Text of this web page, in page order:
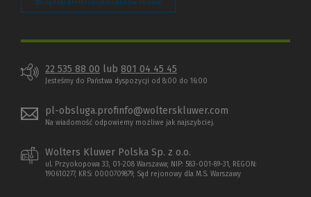
Zarządzaj preferencjami plików cookie
22 535 88 00 lub 801 04 45 45
Jesteśmy do Państwa dyspozycji od 8:00 do 16:00
pl-obsluga.profinfo@wolterskluwer.com
Na wiadomość odpowiemy możliwe jak najszybciej.
Wolters Kluwer Polska Sp. z o.o.
ul. Przyokopowa 33, 01-208 Warszawa; NIP: 583-001-89-31, REGON:
190610277, KRS: 0000709879, Sąd rejonowy dla M.S. Warszawy